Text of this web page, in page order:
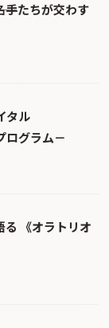
手たちが交わす
タル
ログラム－
る 《オラトリオ